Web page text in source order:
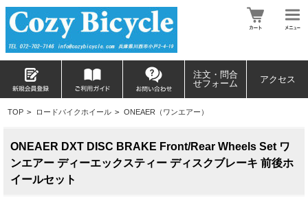
注文・問合
せフォーム
アクセス
TOP > ロードバイクホイール > ONEAER（ワンエアー）
ONEAER DXT DISC BRAKE Front/Rear Wheels Set ワ
ンエアー ディーエックスティー ディスクブレーキ 前後ホ
イールセット